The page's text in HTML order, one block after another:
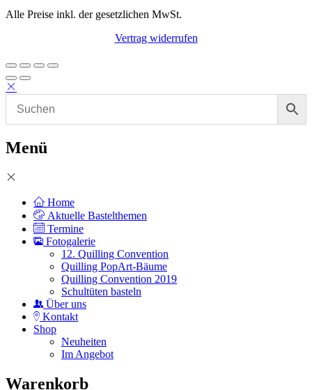
Alle Preise inkl. der gesetzlichen MwSt.
Vertrag widerrufen
Menü
Home
Aktuelle Bastelthemen
Termine
Fotogalerie
12. Quilling Convention
Quilling PopArt-Bäume
Quilling Convention 2019
Schultüten basteln
Über uns
Kontakt
Shop
Neuheiten
Im Angebot
Warenkorb